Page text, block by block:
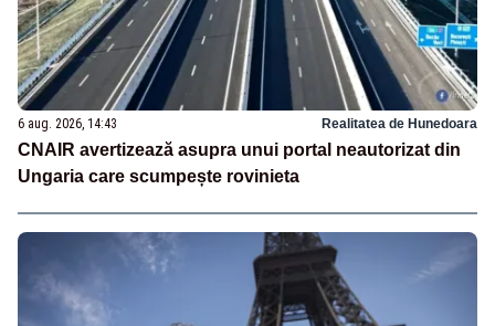
6 aug. 2026, 14:43 Realitatea de Hunedoara
CNAIR avertizează asupra unui portal neautorizat din
Ungaria care scumpește rovinieta